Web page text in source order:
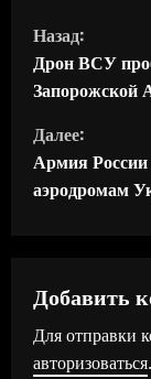
П
р
о
д
о
ж
и
Назад:
Дрон ВСУ
Запорожской
Далее:
Армия России
аэродромам
Добавить
Для отправки
авторизоваться.